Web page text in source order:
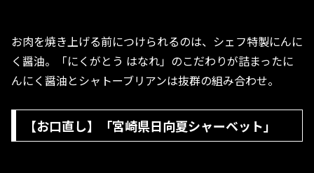
お肉を焼き上げる前につけられるのは、シェフ特製にんに
く醤油。「にくがとう はなれ」のこだわりが詰まったに
んにく醤油とシャトーブリアンは抜群の組み合わせ。
【お口直し】「宮崎県日向夏シャーベット」